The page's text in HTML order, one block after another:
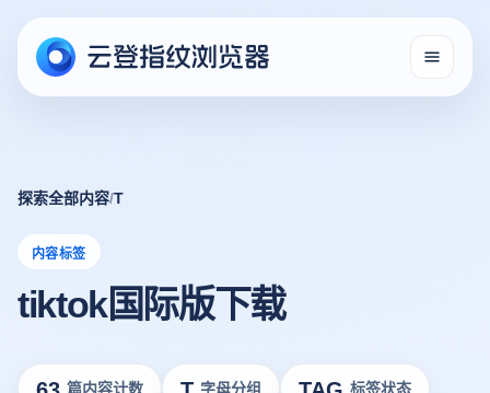
探索全部内容/T
内容标签
tiktok国际版下载
篇内容计数 字母分组 标签状态